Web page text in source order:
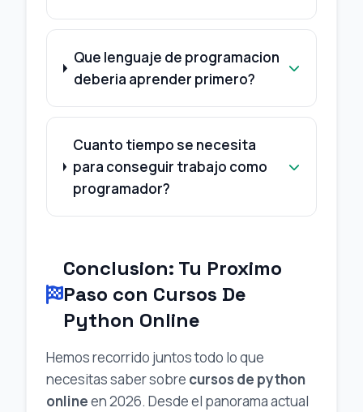
Que lenguaje de programacion
deberia aprender primero?
Cuanto tiempo se necesita
para conseguir trabajo como
programador?
Conclusion: Tu Proximo
Paso con Cursos De
Python Online
Hemos recorrido juntos todo lo que
necesitas saber sobre cursos de python
onlineen 2026. Desde el panorama actual